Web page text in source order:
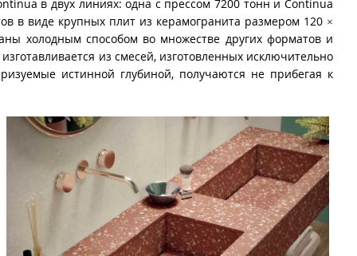
в двух линиях: одна с прессом 7200 тонн и Continua
в виде крупных плит из керамогранита размером 120 ×
холодным способом во множестве других форматов и
из смесей, изготовленных исключительно
истинной глубиной, получаются не прибегая к